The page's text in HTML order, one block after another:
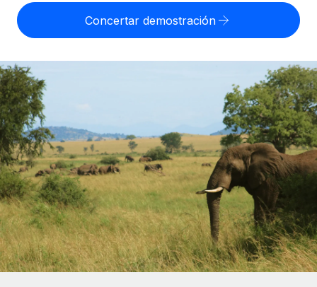
cumpliendo la normativa.
INFRAESTRUCTURA
Conexión Remote
Integra los RR. HH. en tus flujos de trabajo sin
complicaciones.
Plataforma
Funciones esenciales de RR. HH. integradas para tu
Comparador de Remote
Compáranos con otras empresas.
ETAPAS DE CRECIMIENTO
Soluciones ágiles de RR. HH. globales y nóminas para
empresas en crecimiento.
Mediana empresa
Amplía tu equipo con soluciones de RR. HH.
personalizadas.
Empresa
RR. HH. globales para grandes empresas.
cualquier país.
Descubre opciones de divisas y tiempos de pago para
APRENDIZAJE CON REMOTE
Guías y recursos
Casos prácticos
Glosario de RR. HH.
Listas de verificación y plantillas
Biblioteca de descripciones de puestos
English
Nederlands
Français
Deutsch
Español
Italiano
Português (Portugal)
日本語
Concertar demostración